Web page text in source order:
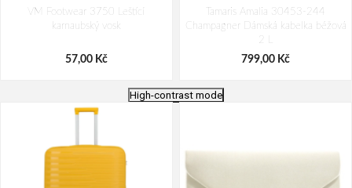
VM Footwear 3750 Leštící
karnaubský vosk
57,00 Kč
Tamaris Amalia 30453-244
Champagner Dámská kabelka béžová
2 L
799,00 Kč
High-contrast mode